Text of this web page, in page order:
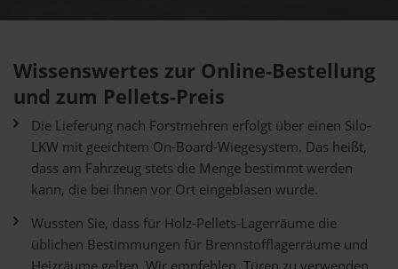
Wissenswertes zur Online-Bestellung
und zum Pellets-Preis
Die Lieferung nach Forstmehren erfolgt über einen Silo-
LKW mit geeichtem On-Board-Wiegesystem. Das heißt,
dass am Fahrzeug stets die Menge bestimmt werden
kann, die bei Ihnen vor Ort eingeblasen wurde.
Wussten Sie, dass für Holz-Pellets-Lagerräume die
üblichen Bestimmungen für Brennstofflagerräume und